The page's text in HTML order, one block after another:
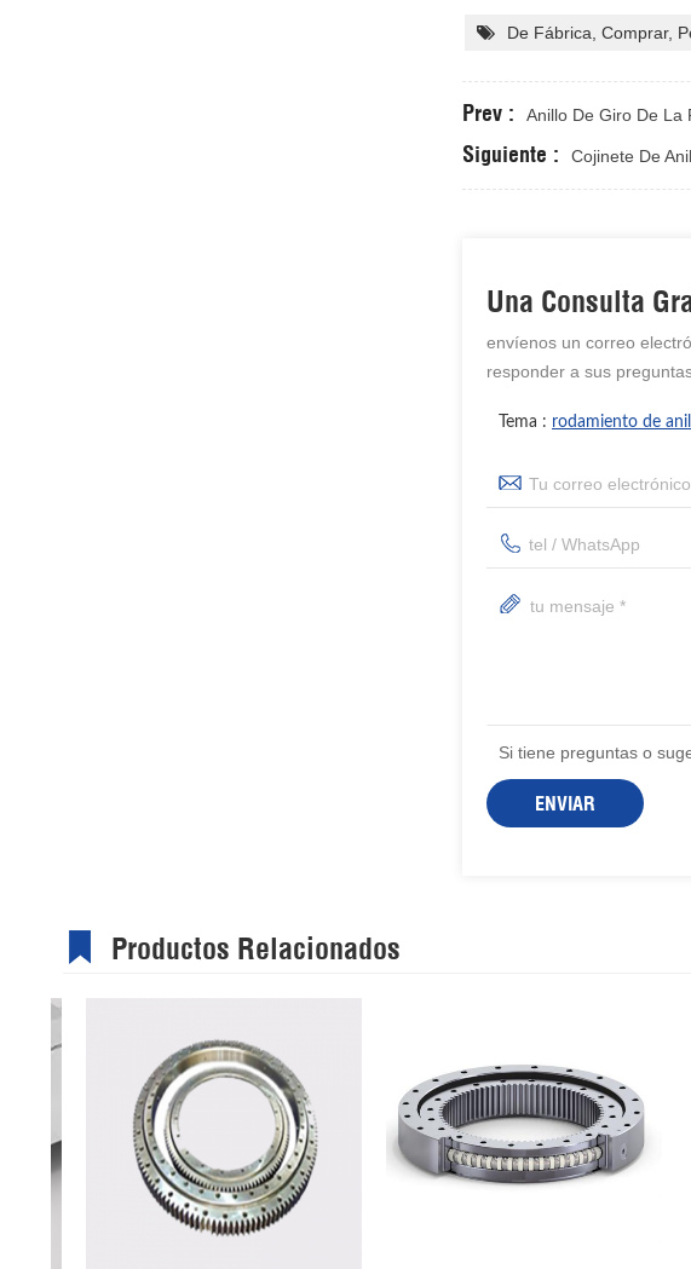
De Fábrica, Comprar,
Prev : Anillo De Giro De La
Siguiente : Cojinete De
Una Consulta
envíenos un correo
responder a sus
Tema : rodamiento de
Si tiene preguntas o
Productos Relacionados